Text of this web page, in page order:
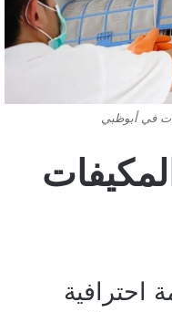
في أبوظبي
احترافية